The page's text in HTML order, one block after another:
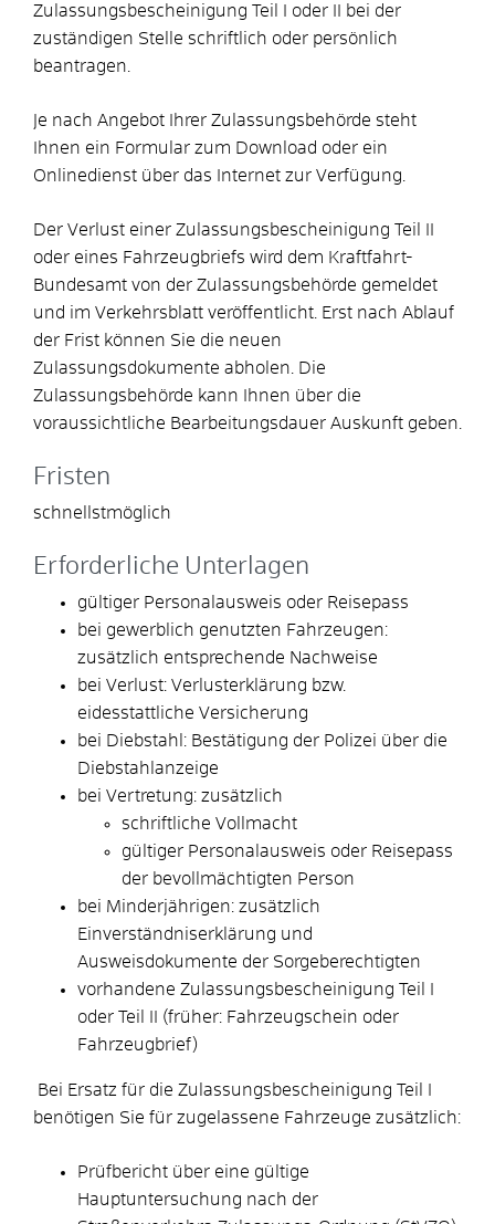
Zulassungsbescheinigung Teil I oder II bei der
zuständigen Stelle schriftlich oder persönlich
beantragen.
Je nach Angebot Ihrer Zulassungsbehörde steht
Ihnen ein Formular zum Download oder ein
Onlinedienst über das Internet zur Verfügung.
Der Verlust einer Zulassungsbescheinigung Teil II
oder eines Fahrzeugbriefs wird dem Kraftfahrt-
Bundesamt von der Zulassungsbehörde gemeldet
und im Verkehrsblatt veröffentlicht. Erst nach Ablauf
der Frist können Sie die neuen
Zulassungsdokumente abho len. Die
Zulassungsbehörde kann Ihnen über die
voraussichtliche Bearbeitungsdauer Auskunft geben.
Fristen
schnellstmöglich
Erforderliche Unterlagen
gültiger Personalausweis oder Reisepass
bei gewerblich genutzten Fahrzeugen:
zusätzlich entsprechende Nachweise
bei Verlust: Verlusterklärung bzw.
eidesstattliche Versicherung
bei Diebstahl: Bestätigung der Polizei über die
Diebstahlanzeige
bei Vertretung: zusätzlich
schriftliche Vollmacht
gültiger Personalausweis oder Reisepass
der bevollmächtigten Person
bei Minderjährigen: zusätzlich
Einverständniserklärung und
Ausweisdokumente der Sorgeberechtigten
vorhandene Zulassungsbescheinigung Teil I
oder Teil II (früher: Fahrzeugschein oder
Fahrzeugbrief)
Bei Ersatz für die Zulassungsbescheinigung Teil I
benötigen Sie für zugelassene Fahrzeuge zusätzlich:
Prüfbericht über eine gültige
Hauptuntersuchung nach der